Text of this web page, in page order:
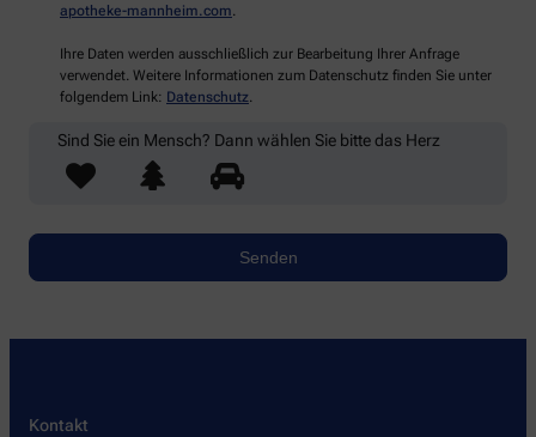
apotheke-mannheim.com.
Ihre Daten werden ausschließlich zur Bearbeitung Ihrer Anfrage
verwendet. Weitere Informationen zum Datenschutz finden Sie unter
folgendem Link: Datenschutz.
Sind Sie ein Mensch? Dann wählen Sie bittedas Herz
Kontakt